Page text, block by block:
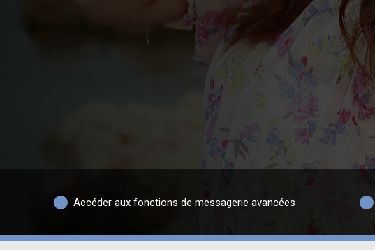
Accéder aux fonctions de messagerie avancées